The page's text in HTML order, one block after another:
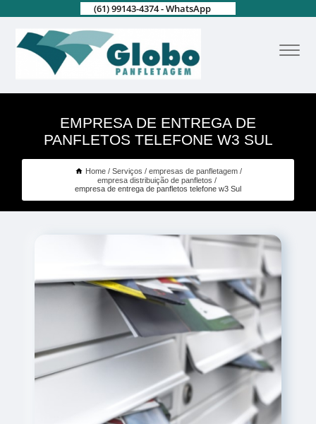
(61) 99143-4374 - WhatsApp
EMPRESA DE ENTREGA DE
PANFLETOS TELEFONE W3 SUL
Home Serviços
empresas de panfletagem
empresa distribuição de panfletos
empresa de entrega de panfletos telefone w3 Sul